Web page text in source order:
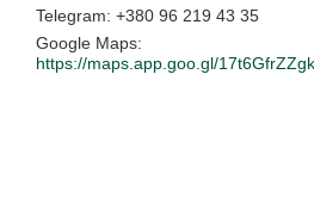
+380 96 219 43 35
Google Maps
https://maps.app.goo.gl/